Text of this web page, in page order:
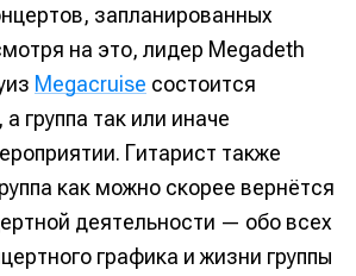
запланированных
на это, лидер Megadeth
Megacruise состоится
группа так или иначе
Гитарист также
как можно скорее вернётся
деятельности — обо всех
графика и жизни группы